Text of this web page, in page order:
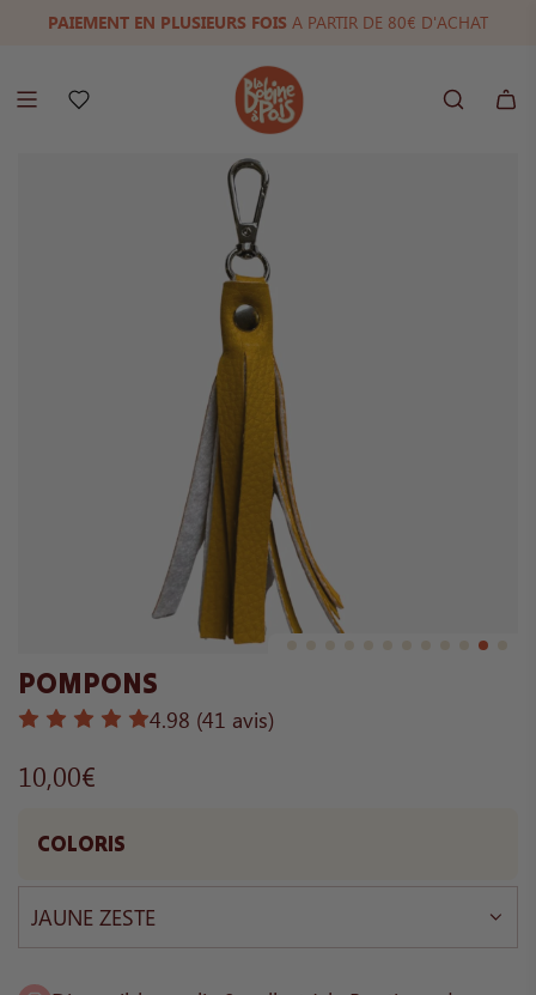
FRANÇAISE & ETHIQUE
PAIEMENT EN PLUSIEURS FOIS A PARTIR DE 80€ D'ACHAT
LIVRAISON OFFERTE A PARTIR DE 100€
(9,9/10)
POMPONS
4.98 (41 avis)
Prix
régulier
10,00€
COLORIS
JAUNE ZESTE